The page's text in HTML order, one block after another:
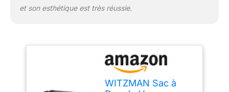
téléphone en mode
livré avec une
bandoulière réglable et
amovible, peut être utilisé
comme sac de sport.
et son esthétique est très réussie.
WITZMAN Sac à